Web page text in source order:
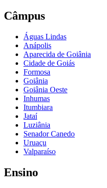
Câmpus
Águas Lindas
Anápolis
Aparecida de Goiânia
Cidade de Goiás
Formosa
Goiânia
Goiânia Oeste
Inhumas
Itumbiara
Jataí
Luziânia
Senador Canedo
Uruaçu
Valparaíso
Ensino